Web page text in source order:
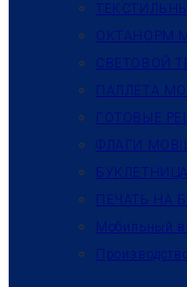
ОКТАНОРМ
СВЕТОВОЙ
ПАЛЛЕТА
ГОТОВЫЕ
ФЛАГИ
БУКЛЕТНИЦА
ПЕЧАТЬ НА
Мобильный